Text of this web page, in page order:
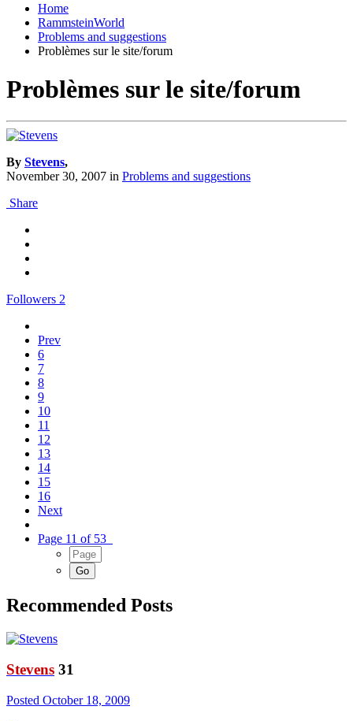
Home
RammsteinWorld
Problems and suggestions
Problèmes sur le site/forum
Problèmes sur le site/forum
By Stevens,
November 30, 2007 in Problems and suggestions
Share
Followers 2
Prev
6
7
8
9
10
11
12
13
14
15
16
Next
Page 11 of 53
Recommended Posts
Stevens 31
Posted October 18, 2009